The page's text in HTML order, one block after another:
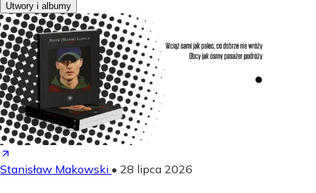
Utwory i albumy
Stanisław Makowski • 28 lipca 2026